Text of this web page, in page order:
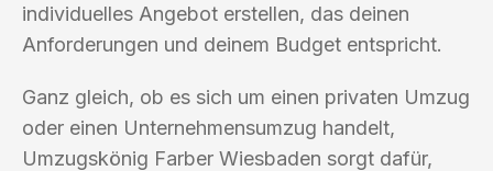
individuelles Angebot erstellen, das deinen
Anforderungen und deinem Budget entspricht.
Ganz gleich, ob es sich um einen privaten Umzug
oder einen Unternehmensumzug handelt,
Umzugskönig Farber Wiesbaden sorgt dafür,